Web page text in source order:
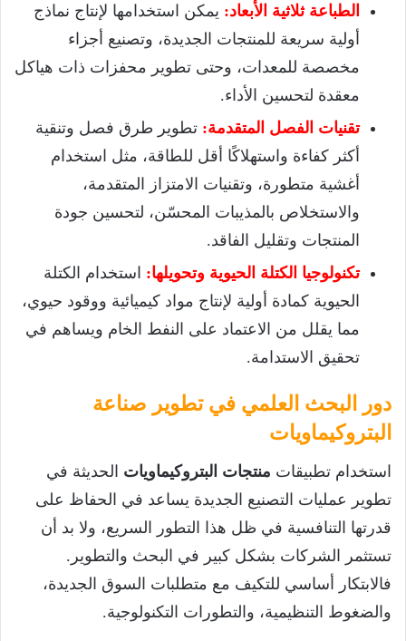
الطباعة ثلاثية الأبعاد: يمكن استخدامها لإنتاج نماذج
أولية سريعة للمنتجات الجديدة، وتصنيع أجزاء
مخصصة للمعدات، وحتى تطوير محفزات ذات هياكل
معقدة لتحسين الأداء.
تقنيات الفصل المتقدمة: تطوير طرق فصل وتنقية
أكثر كفاءة واستهلاكًا أقل للطاقة، مثل استخدام
أغشية متطورة، وتقنيات الامتزاز المتقدمة،
والاستخلاص بالمذيبات المحسّن، لتحسين جودة
المنتجات وتقليل الفاقد.
تكنولوجيا الكتلة الحيوية وتحويلها: استخدام الكتلة
الحيوية كمادة أولية لإنتاج مواد كيميائية ووقود حيوي،
مما يقلل من الاعتماد على النفط الخام ويساهم في
تحقيق الاستدامة.
دور البحث العلمي في تطوير صناعة
البتروكيماويات
استخدام تطبيقات منتجات البتروكيماويات الحديثة في
تطوير عمليات التصنيع الجديدة يساعد في الحفاظ على
قدرتها التنافسية في ظل هذا التطور السريع، ولا بد أن
تستثمر الشركات بشكل كبير في البحث والتطوير.
فالابتكار أساسي للتكيف مع متطلبات السوق الجديدة،
والضغوط التنظيمية، والتطورات التكنولوجية.